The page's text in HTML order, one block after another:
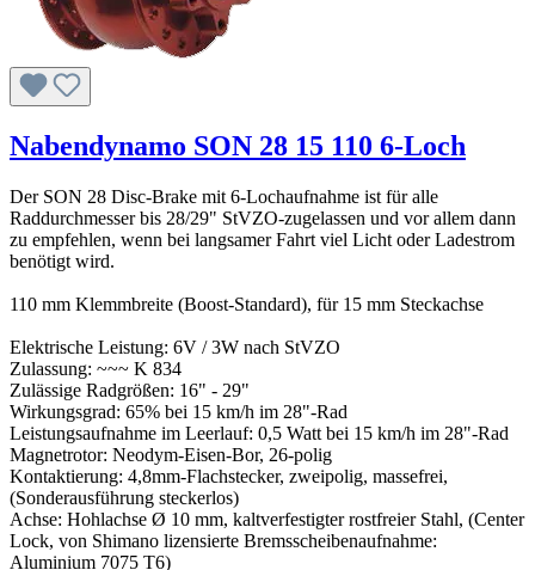
Nabendynamo SON 28 15 110 6-Loch
Der SON 28 Disc-Brake mit 6-Lochaufnahme ist für alle
Raddurchmesser bis 28/29" StVZO-zugelassen und vor allem dann
zu empfehlen, wenn bei langsamer Fahrt viel Licht oder Ladestrom
benötigt wird.
110 mm Klemmbreite (Boost-Standard), für 15 mm Steckachse
Elektrische Leistung: 6V / 3W nach StVZO
Zulassung: ~~~ K 834
Zulässige Radgrößen: 16" - 29"
Wirkungsgrad: 65% bei 15 km/h im 28"-Rad
Leistungsaufnahme im Leerlauf: 0,5 Watt bei 15 km/h im 28"-Rad
Magnetrotor: Neodym-Eisen-Bor, 26-polig
Kontaktierung: 4,8mm-Flachstecker, zweipolig, massefrei,
(Sonderausführung steckerlos)
Achse: Hohlachse Ø 10 mm, kaltverfestigter rostfreier Stahl, (Center
Lock, von Shimano lizensierte Bremsscheibenaufnahme:
Aluminium 7075 T6)